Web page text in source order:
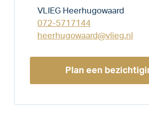
VLIEG Heerhugowaard
072-5717144
heerhugowaard@vlieg.nl
Plan een